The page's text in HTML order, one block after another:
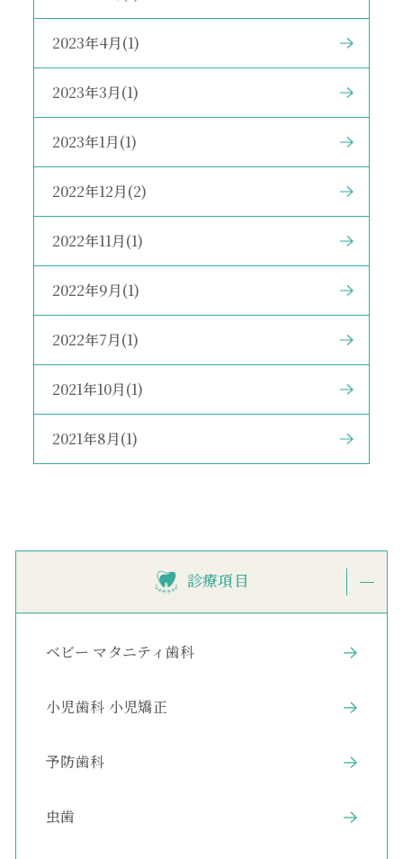
2023年4月(1)
2023年3月(1)
2023年1月(1)
2022年12月(2)
2022年11月(1)
2022年9月(1)
2022年7月(1)
2021年10月(1)
2021年8月(1)
診療項目
ベビー マタニティ歯科
小児歯科 小児矯正
予防歯科
虫歯